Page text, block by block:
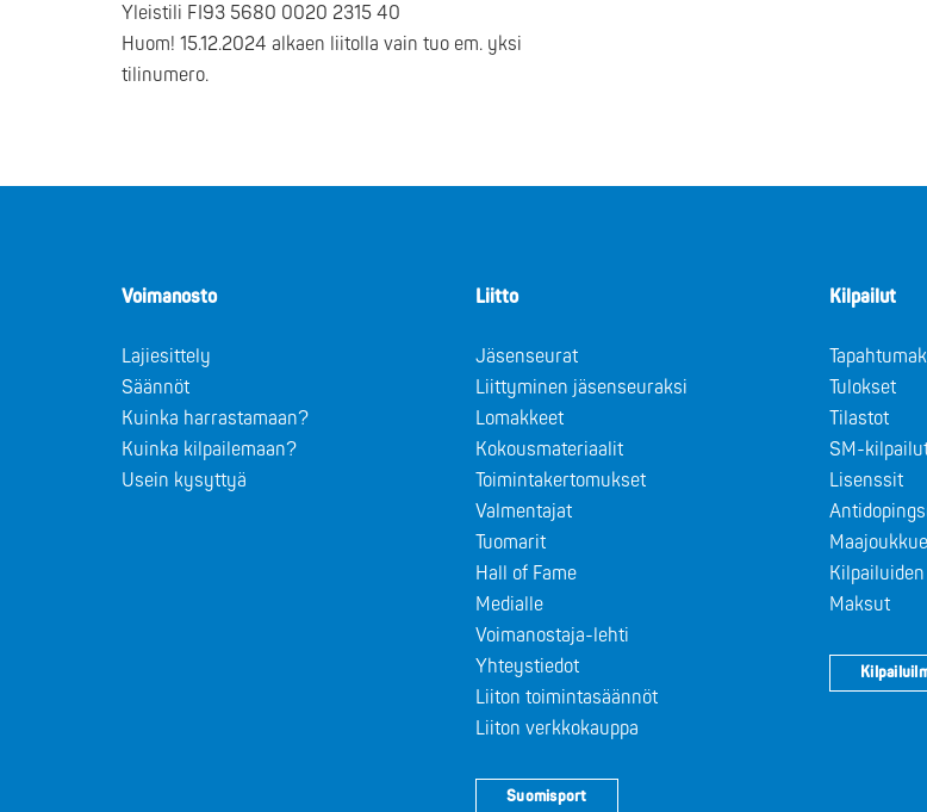
Yleistili FI93 5680 0020 2315 40
Huom! 15.12.2024 alkaen liitolla vain tuo em. yksi
tilinumero.
Voimanosto
Lajiesittely
Säännöt
Kuinka harrastamaan?
Kuinka kilpailemaan?
Usein kysyttyä
Liitto
Jäsenseurat
Liittyminen jäsenseuraksi
Lomakkeet
Kokousmateriaalit
Toimintakertomukset
Valmentajat
Tuomarit
Hall of Fame
Medialle
Voimanostaja-lehti
Yhteystiedot
Liiton toimintasäännöt
Liiton verkkokauppa
Suomisport
Kilpailut
Tulokset
Tilastot
SM-
Lisenssit
Maksut